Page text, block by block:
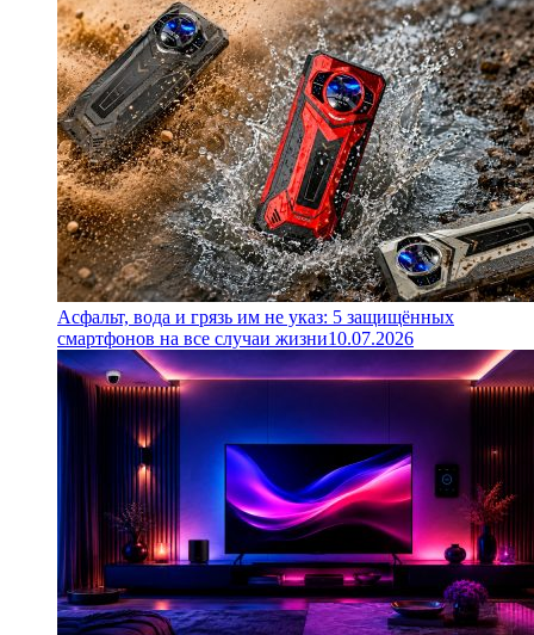
Асфальт, вода и грязь им не указ: 5 защищённых
смартфонов на все случаи жизни10.07.2026